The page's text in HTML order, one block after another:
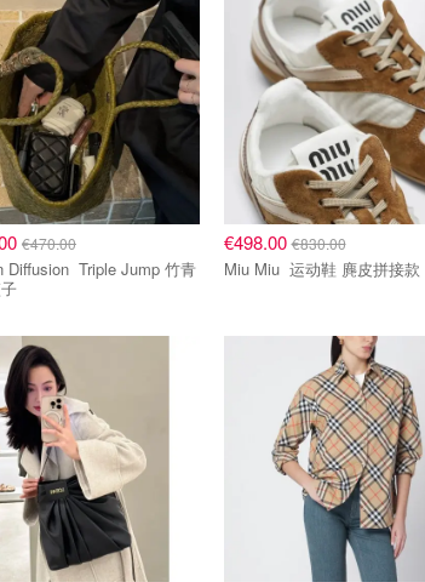
€470.00
Triple Jump 竹青
€498.00€830.00
Miu Miu 运动鞋 麂皮拼接款